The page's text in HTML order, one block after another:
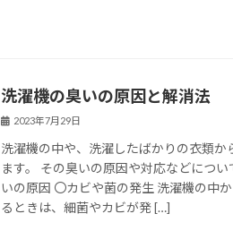
洗濯機の臭いの原因と解消法
2023年7月29日
洗濯機の中や、洗濯したばかりの衣類か
ます。 その臭いの原因や対応などにつ
いの原因 〇カビや菌の発生 洗濯機の中
るときは、細菌やカビが発 […]